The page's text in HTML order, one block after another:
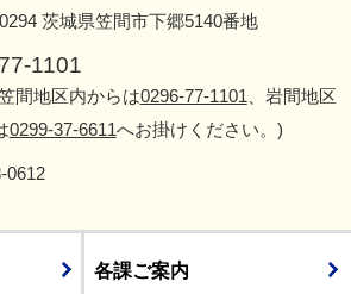
茨城県笠間市下郷5140番地
1101
間地区内からは0296-77-1101 、岩間地区
0299-37-6611へお掛けください。)
0612
各課ご案内